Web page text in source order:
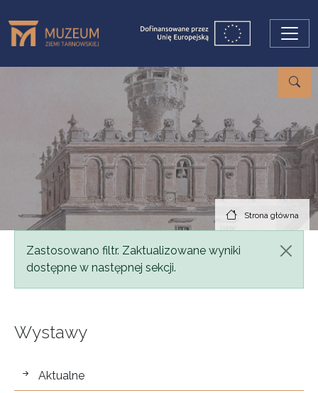
Strona główna
Komunikat
Zastosowano filtr. Zaktualizowane wyniki
dostępne w następnej sekcji.
Wystawy
wystawy
Aktualne